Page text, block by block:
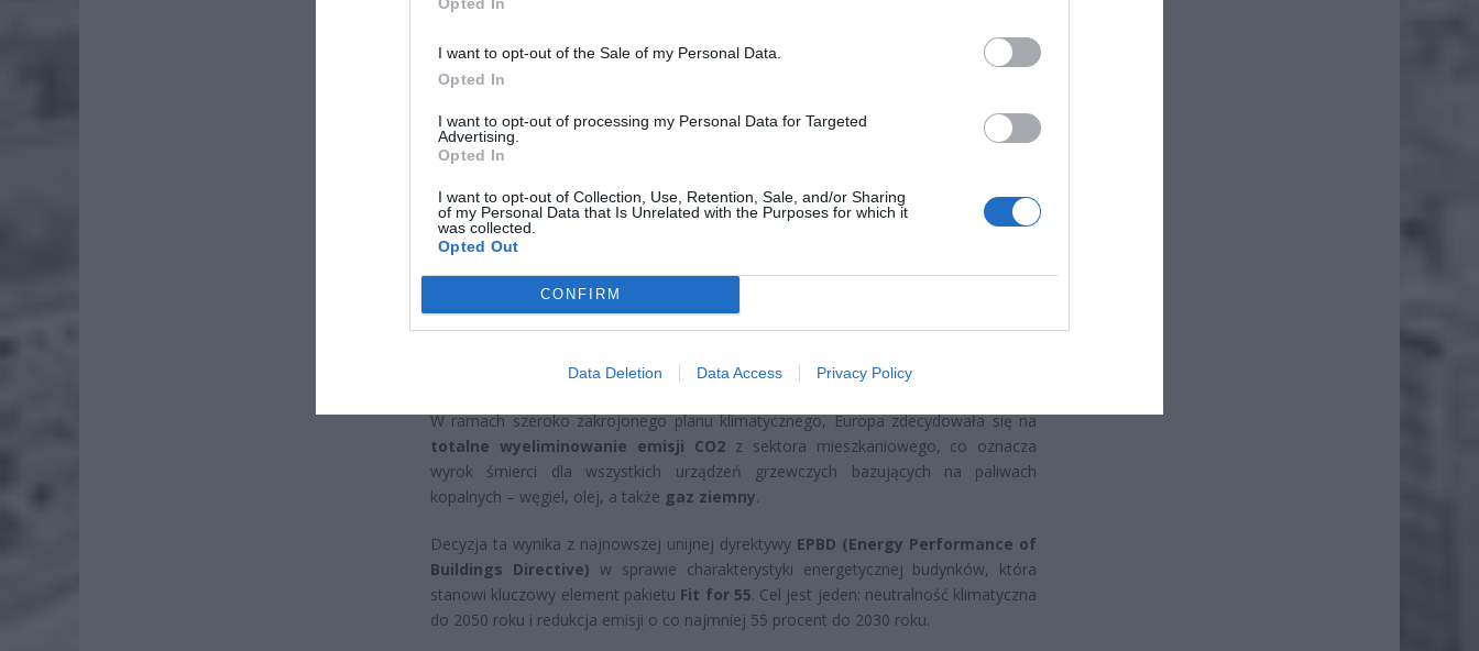
I want to opt-out of the Sale of my Personal Data.
Opted In
I want to opt-out of processing my Personal Data for Targeted
Advertising.
Opted In
I want to opt-out of Collection, Use, Retention, Sale, and/or Sharing
of my Personal Data that Is Unrelated with the Purposes for which it
was collected.
Opted Out
CONFIRM
Data Deletion Data Access Privacy Policy
ZOBACZ RÓWNIEŻ:
początek
4 sierpnia 2026 16:06
Pieniądze dla milionów polskich rodzin. ZUS wypłacił już 173 mln zł.
Wnioski wciąż można składać
4 sierpnia 2026 12:56
W ramach szeroko zakrojonego planu klimatycznego, Europa zdecydowała się na
totalne wyeliminowanie emisji CO2z sektora mieszkaniowego, co oznacza
wyrok śmierci dla wszystkich urządzeń grzewczych bazujących na paliwach
kopalnych – węgiel, olej, a także gaz ziemny.
Decyzja ta wynika z najnowszej unijnej dyrektywy EPBD (Energy Performance of
Buildings Directive) w sprawie charakterystyki energetycznej budynków, która
stanowi kluczowy element pakietu Fit for 55. Cel jest jeden: neutralność klimatyczna
do 2050 roku i redukcja emisji o co najmniej 55 procent do 2030 roku.